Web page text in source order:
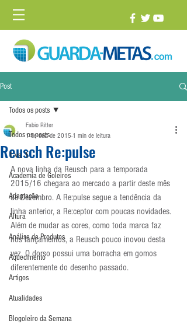
Post
Todos os posts
1 vs. 1
Academia de Goleiros
Adaptação
Altura
Análise de Produtos
Aquecimento
Artigos
Atualidades
Blogoleiro da Semana
Todos os posts
Reusch Re:pulse
Fabio Ritter
1 de dez. de 2015 1 min de leitura
A nova linha da Reusch para a temporada
2015/16 chegara ao mercado a partir deste mês
de Dezembro. A Re:pulse segue a tendência da
linha anterior, a Re:ceptor com poucas novidades.
Além de mudar as cores, como toda marca faz
nos lançamentos, a Reusch pouco inovou desta
vez. O dorso possui uma borracha em gomos
diferentemente do desenho passado.